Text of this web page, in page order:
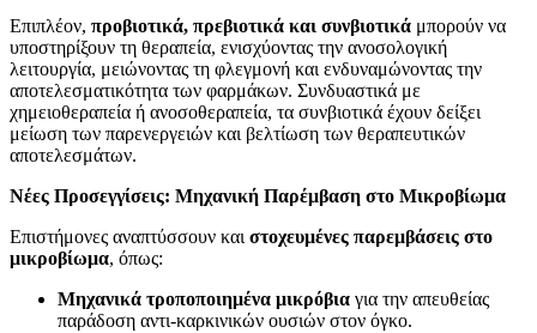
Επιπλέον, προβιοτικά, πρεβιοτικά και συνβιοτικά μπορούν να
υποστηρίξουν τη θεραπεία, ενισχύοντας την ανοσολογική
λειτουργία, μειώνοντας τη φλεγμονή και ενδυναμώνοντας την
αποτελεσματικότητα των φαρμάκων. Συνδυαστικά με
χημειοθεραπεία ή ανοσοθεραπεία, τα συνβιοτικά έχουν δείξει
μείωση των παρενεργειών και βελτίωση των θεραπευτικών
αποτελεσμάτων.
Νέες Προσεγγίσεις: Μηχανική Παρέμβαση στο Μικροβίωμα
Επιστήμονες αναπτύσσουν και στοχευμένες παρεμβάσεις στο
μικροβίωμα, όπως:
Μηχανικά τροποποιημένα μικρόβια για την απευθείας
παράδοση αντι-καρκινικών ουσιών στον όγκο.